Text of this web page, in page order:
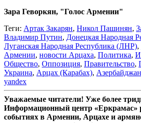
Зара Геворкян, "Голос Армении"
Теги: Артак Закарян, Никол Пашинян,
Владимир Путин, Донецкая Народная
Луганская Народная Республика (ЛНР),
Армении, новости Арцаха, Политика,
Общество, Оппозиция, Правительство,
Украина, Арцах (Карабах), Азербайджан
yandex
Уважаемые читатели! Уже более
Информационный центр «Еркрамас»
событиях в Армении, Арцахе и